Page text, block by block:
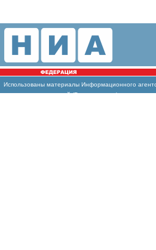
Использованы материалы Информационного
массовых коммуникаций (Роскомнадзор)